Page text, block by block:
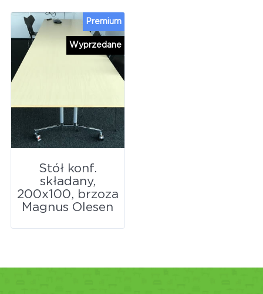
Wyprzedane
Premium
Stół konf.
składany,
200x100, brzoza
Magnus Olesen